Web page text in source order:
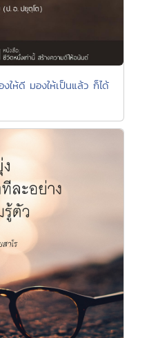
ให้ดี มองให้เป็นแล้ว ก็ได้